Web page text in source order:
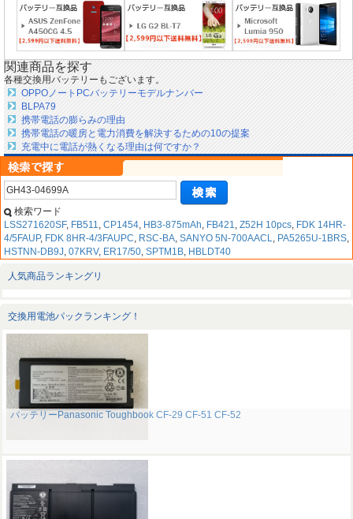
関連商品を探す
各種交換用バッテリーもございます。
OPPOノートPCバッテリーモデルナンバー
BLPA79
携帯電話の膨らみの理由
携帯電話の暖房と電力消費を解決するための10の提案
充電中に電話が熱くなる理由は何ですか？
検索ワード
LSS271620SF, FB511, CP1454, HB3-875mAh, FB421, Z52H 10pcs, FDK 14HR-
4/5FAUP, FDK 8HR-4/3FAUPC, RSC-BA, SANYO 5N-700AACL, PA5265U-1BRS,
HSTNN-DB9J, 07KRV, ER17/50, SPTM1B, HBLDT40
人気商品ランキングリ
交換用電池パックランキング！
バッテリーPanasonic Toughbook CF-29 CF-51 CF-52